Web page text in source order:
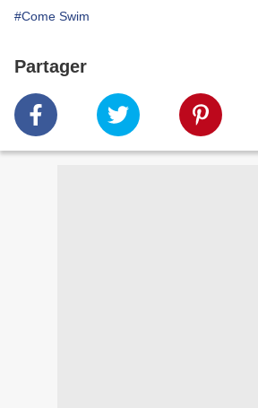
#Come Swim
Partager